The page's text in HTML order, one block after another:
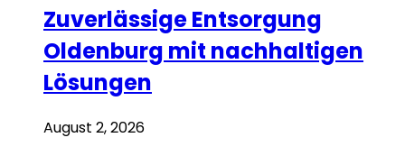
Zuverlässige Entsorgung
Oldenburg mit nachhaltigen
Lösungen
August 2, 2026